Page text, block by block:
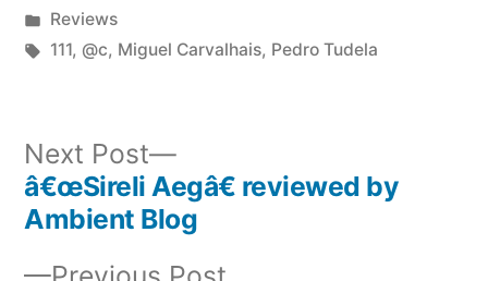
by
Posted
in
Reviews
Tags:
111, @c, Miguel Carvalhais, Pedro Tudela
Post
navigation
Next Post
Next
post:
â€œSireli Aegâ€ reviewed by
Ambient Blog